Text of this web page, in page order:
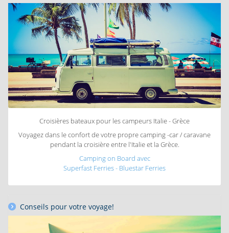
Croisières bateaux pour les campeurs Italie - Grèce
Voyagez dans le confort de votre propre camping -car / caravane
pendant la croisière entre l'Italie et la Grèce.
Camping on Board avec
Superfast Ferries - Bluestar Ferries
Conseils pour votre voyage!